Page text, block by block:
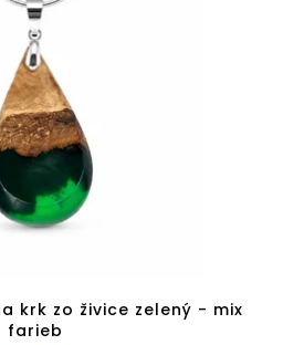
krk zo živice zelený - mix
farieb